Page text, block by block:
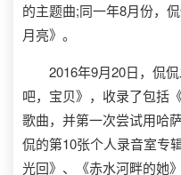
的主题曲;同一年8月份，
月亮》。
2016年9月20日，侃侃
吧，宝贝》，收录了包括
歌曲，并第一次尝试用哈
侃的第10张个人录音室专
光回》、《赤水河畔的她